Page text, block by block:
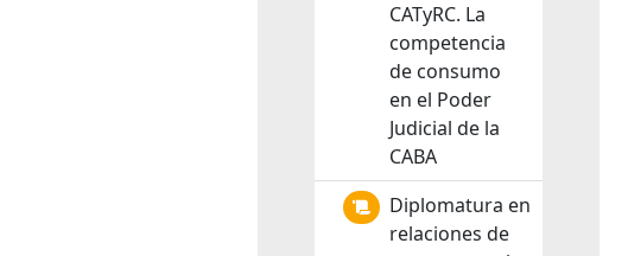
CATyRC. La
competencia
de consumo
en el Poder
Judicial de la
CABA
Diplomatura en
relaciones de